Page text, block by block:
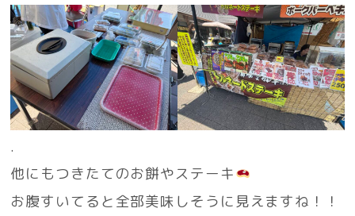
.
他にもつきたてのお餅やステーキ
お腹すいてると全部美味しそうに見えますね！！